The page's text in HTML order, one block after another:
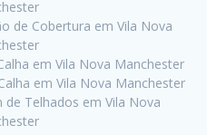
de Cobertura em Vila Nova
em Vila Nova Manchester
em Vila Nova Manchester
Telhados em Vila Nova